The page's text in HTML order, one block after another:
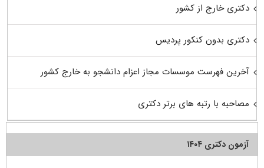
دکتری خارج از کشور
دکتری بدون کنکور پردیس
آخرین فهرست موسسات مجاز اعزام دانشجو به خارج کشور
مصاحبه با رتبه های برتر دکتری
آزمون دکتری ۱۴۰۴